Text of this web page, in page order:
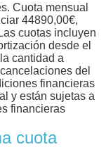
Cuota mensual
44890,00€,
cuotas incluyen
desde el
cantidad a
del
financieras
y están sujetas a
financieras
cuota